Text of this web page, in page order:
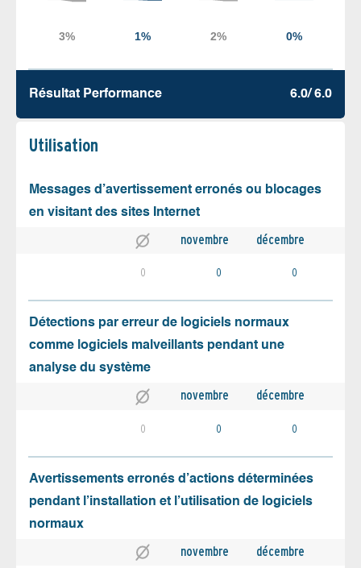
Résultat Performance 6.0/ 6.0
Utilisation
Messages d’avertissement erronés ou blocages
en visitant des sites Internet
novembre décembre
0 0 0
Détections par erreur de logiciels normaux
comme logiciels malveillants pendant une
analyse du système
novembre décembre
0 0 0
Avertissements erronés d’actions déterminées
pendant l’installation et l’utilisation de logiciels
normaux
novembre décembre